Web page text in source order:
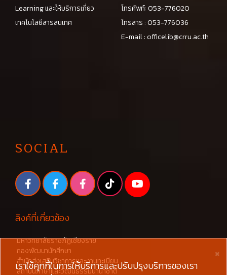
Learning และให้บริการเกี่ยว
เทคโนโลยีสารสนเทศ
โทรศัพท์: 053-776020
โทรสาร : 053-776036
E-mail :officelib@crru.ac.th
SOCIAL
ลิงค์ที่เกี่ยวข้อง
มหาวิทยาลัยราชภัฏเชียงราย
กองพัฒนานักศึกษา
สำนักส่งเสริมวิชาการและงานทะเบียน
สถาบันภาษาและวัฒนธรรมนานาชาติ
×
เราใช้คุกกี้ในการให้บริการและปรับปรุงบริการของเรา